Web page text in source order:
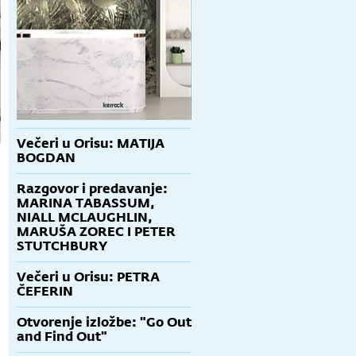
Večeri u Orisu: MATIJA
BOGDAN
Razgovor i predavanje:
MARINA TABASSUM,
NIALL MCLAUGHLIN,
MARUŠA ZOREC I PETER
STUTCHBURY
Večeri u Orisu: PETRA
ČEFERIN
Otvorenje izložbe: "Go Out
and Find Out"